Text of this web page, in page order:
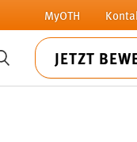
MyOTH
SUCHE JETZT